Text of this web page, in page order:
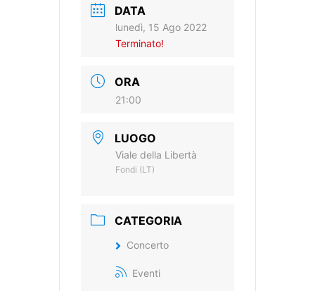
DATA
lunedì, 15 Ago 2022
Terminato!
ORA
21:00
LUOGO
Viale della Libertà
Fondi (LT)
CATEGORIA
Concerto
Eventi